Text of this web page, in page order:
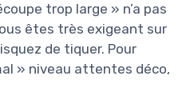
trop large » n’a pas
êtes très exigeant sur
de tiquer. Pour
» niveau attentes déco,